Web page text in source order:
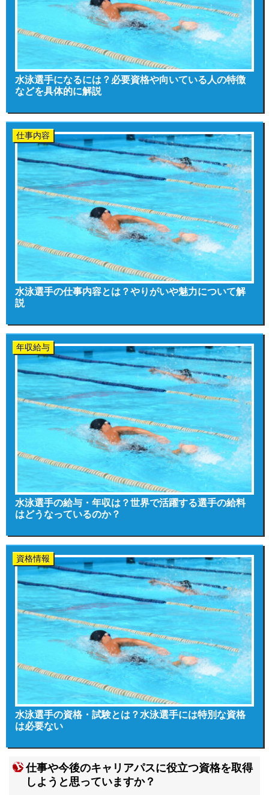
水泳選手になるには？必要資格や向いている人の特徴
などを具体的に解説
仕事内容
水泳選手の仕事内容とは？やりがいや魅力について解
説
年収給与
水泳選手の給与・年収は？世界で活躍する選手の給料
はどうなっているのか？
資格情報
水泳選手の資格・試験とは？水泳選手には特別な資格
は必要ない
仕事や今後のキャリアパスに役立つ資格を取得
しようと思っていますか？